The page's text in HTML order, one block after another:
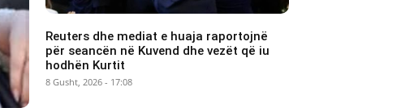
Reuters dhe mediat e huaja raportojnë
për seancën në Kuvend dhe vezët që iu
hodhën Kurtit
8 Gusht, 2026 - 17:08